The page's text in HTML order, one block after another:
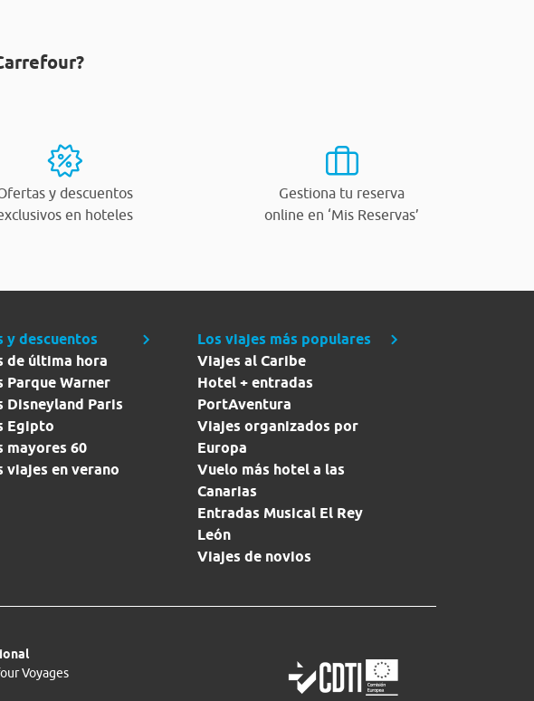
y descuentos
en hoteles
Gestiona tu reserva
online en ‘Mis Reservas’
y descuentos
de última hora
Parque Warner
Disneyland Paris
Egipto
mayores 60
viajes en verano
Los viajes más populares
Viajes al Caribe
Hotel + entradas
PortAventura
Viajes organizados por
Europa
Vuelo más hotel a las
Canarias
Entradas Musical El Rey
León
Viajes de novios
Voyages